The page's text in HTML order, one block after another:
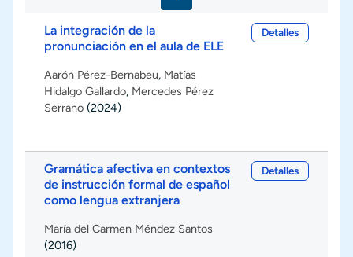
La integración de la
pronunciación en el aula de ELE
Aarón Pérez-Bernabeu, Matías
Hidalgo Gallardo, Mercedes Pérez
Serrano (2024)
Detalles
Gramática afectiva en contextos
de instrucción formal de español
como lengua extranjera
María del Carmen Méndez Santos
(2016)
Detalles